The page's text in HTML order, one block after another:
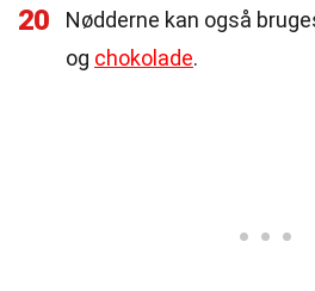
20
Nødderne kan også
og chokolade.